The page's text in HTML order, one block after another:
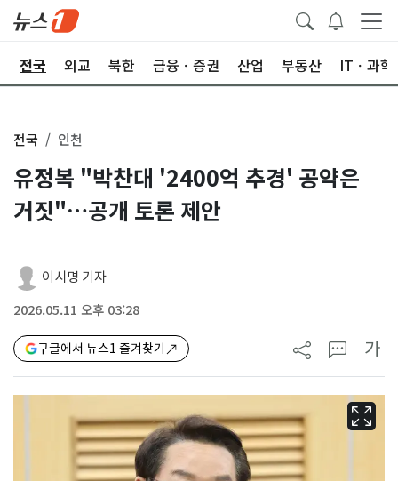
전국 외교 북한 금융ㆍ증권 산업 부동산 ITㆍ과학
전국 인천
유정복 "박찬대 '2400억 추경' 공약은
거짓"…공개 토론 제안
이시명 기자
2026.05.11 오후 03:28
구글에서 뉴스1 즐겨찾기 가